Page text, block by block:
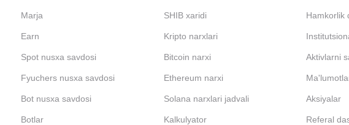
Marja
Earn
Spot nusxa savdosi
Fyuchers nusxa savdosi
Bot nusxa savdosi
Botlar
SHIB xaridi
Kripto narxlari
Bitcoin narxi
Ethereum narxi
Solana narxlari jadvali
Kalkulyator
Hamkorlik
Aktivlarni
Aksiyalar
Referal